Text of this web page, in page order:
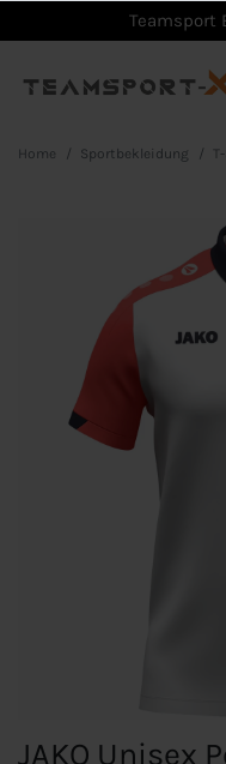
Teamsport
Home Sportbekleidung
JAKO Unisex